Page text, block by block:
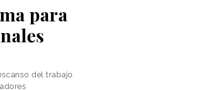
para
del trabajo